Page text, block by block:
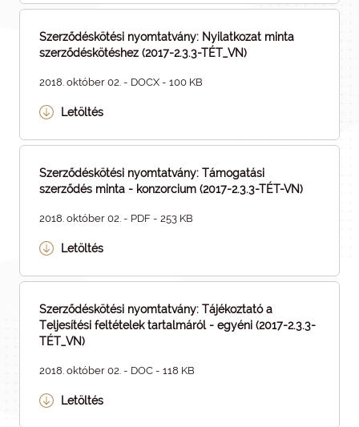
Szerződéskötési nyomtatvány: Nyilatkozat minta
szerződéskötéshez (2017-2.3.3-TÉT_VN)
2018. október 02. - DOCX - 100 KB
Letöltés
Szerződéskötési nyomtatvány: Támogatási
szerződés minta - konzorcium (2017-2.3.3-TÉT-VN)
2018. október 02. - PDF - 253 KB
Letöltés
Szerződéskötési nyomtatvány: Tájékoztató a
Teljesítési feltételek tartalmáról - egyéni (2017-2.3.3-
TÉT_VN)
2018. október 02. - DOC - 118 KB
Letöltés